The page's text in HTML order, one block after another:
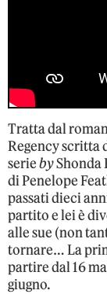
Tratta dal
Regency scritta
seriebyShonda
di Penelope
passati dieci
partito e lei è
alle sue (non
tornare… La
partire dal 16
giugno.